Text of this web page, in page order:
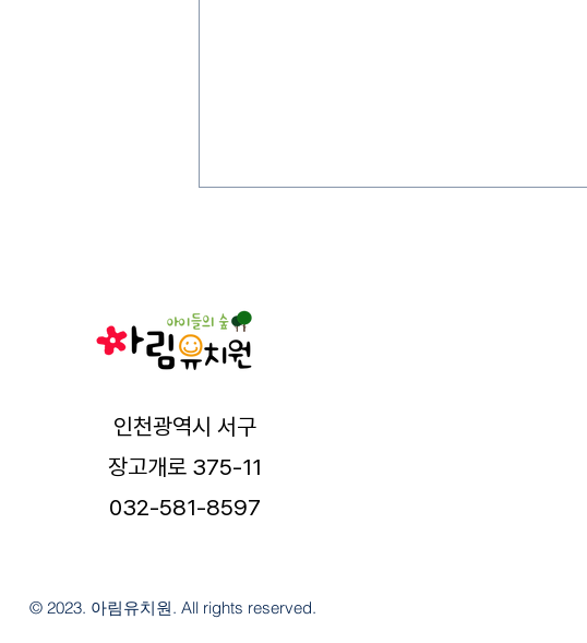
인천광역시 서구
장고개로 375-11
032-581-8597
© 2023. 아림유치원. All rights reserved.